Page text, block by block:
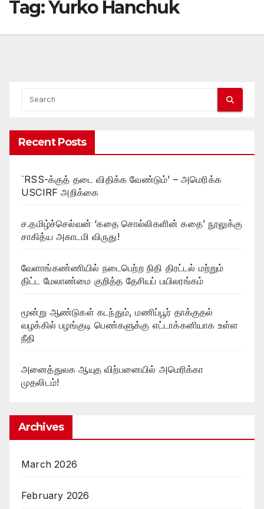
Tag:Yurko Hanchuk
Recent Posts
`RSS-க்குத் தடை விதிக்க வேண்டும்’ – அமெரிக்க
USCIRF அறிக்கை
ச.தமிழ்ச்செல்வன் ‘கதை சொல்லிகளின் கதை’ நூலுக்கு
சாகித்ய அகாடமி விருது!
வேளாங்கண்ணியில் நடைபெற்ற நிதி திரட்டல் மற்றும்
திட்ட மேலாண்மை குறித்த தேசியப் பயிலரங்கம்
மூன்று ஆண்டுகள் கடந்தும், மணிப்பூர் தாக்குதல்
வழக்கில் பழங்குடி பெண்களுக்கு எட்டாக்கனியாக உள்ள
நீதி
அனைத்துலக ஆயுத விற்பனையில் அமெரிக்கா
முதலிடம்!
Archives
March 2026
February 2026